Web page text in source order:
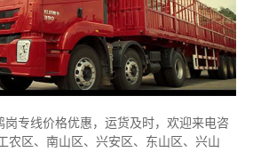
专线价格优惠，运货及时，欢迎来电咨
农区、南山区、兴安区、东山区、兴山